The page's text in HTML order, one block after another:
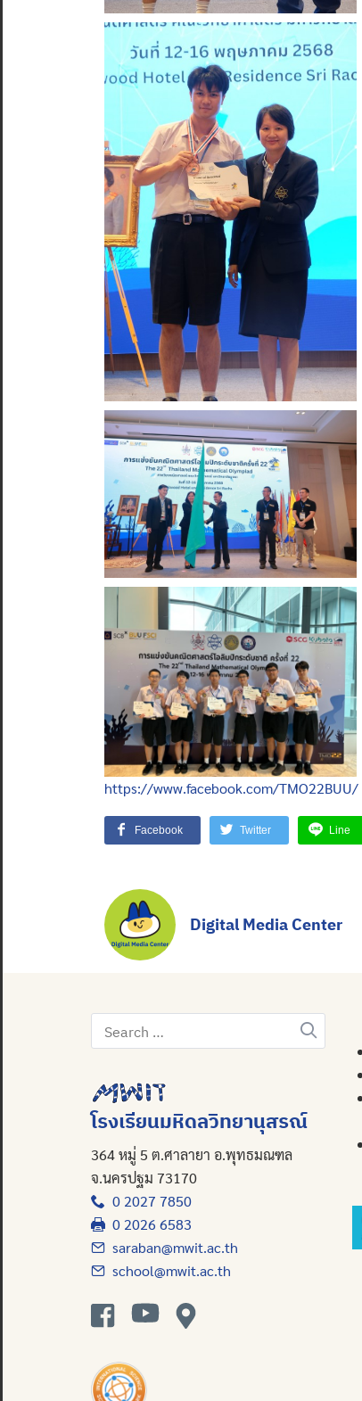
https://www.facebook.com/TMO22BUU/
Facebook Twitter Line
Digital Media Center
Search
for:
โรงเรียนมหิดลวิทยานุสรณ์
364 หมู่ 5 ต.ศาลายา อ.พุทธมณฑล
จ.นครปฐม 73170
0 2027 7850
0 2026 6583
saraban@mwit.ac.th
school@mwit.ac.th